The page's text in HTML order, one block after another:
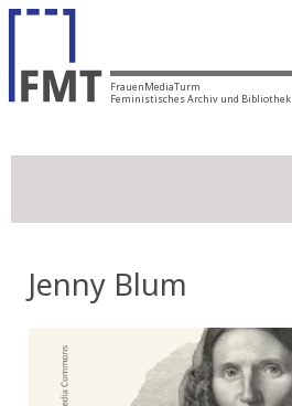
FrauenMediaTurm
Feministisches Archiv und Bibliothek
Jenny Blum